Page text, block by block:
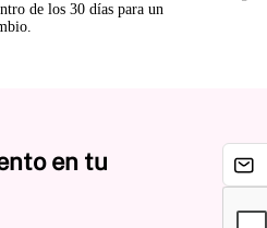
de los 30 días para un
en tu